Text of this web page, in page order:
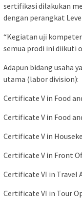
sertifikasi dilakukan
dengan perangkat
“Kegiatan uji
semua prodi ini diikuti
Adapun bidang usaha
utama (labor division):
Certificate V in Food
Certificate V in Food
Certificate V in
Certificate V in Front
Certificate VI in Travel
Certificate VI in Tour